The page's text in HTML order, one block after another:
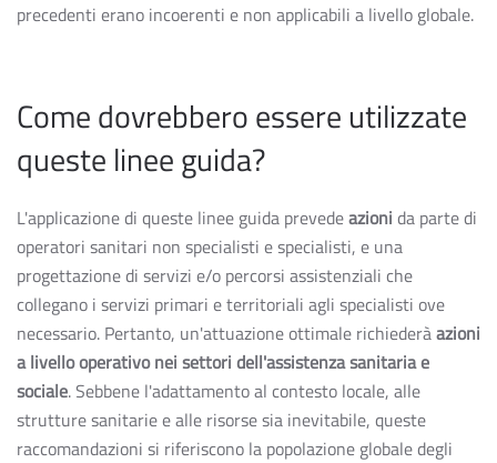
precedenti erano incoerenti e non applicabili a livello globale.
Come dovrebbero essere utilizzate
queste linee guida?
L'applicazione di queste linee guida prevedeazioni da parte di
operatori sanitari non specialisti e specialisti, e una
progettazione di servizi e/o percorsi assistenziali che
collegano i servizi primari e territoriali agli specialisti ove
necessario. Pertanto, un'attuazione ottimale richiederàazioni
a livello operativo nei settori dell'assistenza sanitaria e
sociale. Sebbene l'adattamento al contesto locale, alle
strutture sanitarie e alle risorse sia inevitabile, queste
raccomandazioni si riferiscono la popolazione globale degli